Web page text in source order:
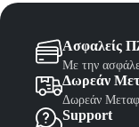
Ασφαλείς
Με την
Δωρεάν
Δωρεάν
Support